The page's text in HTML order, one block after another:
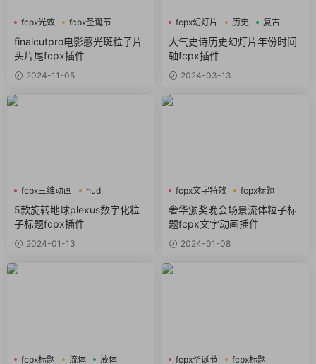
fcpx光效
fcpx圣诞节
fcpx标题
finalcutpro电影感光斑粒子片
头片尾fcpx插件
2024-11-05
fcpx幻灯片 历史 复古
大气史诗历史幻灯片年份时间
轴fcpx插件
2024-03-13
fcpx三维动画
hud
企业宣传
5款旋转地球plexus数字化粒
子标题fcpx插件
2024-01-13
fcpx文字特效
fcpx标题
奢华
奢华颁奖晚会场景流体粒子标
题fcpx文字动画插件
2024-01-08
fcpx标题 流体 液体 fcpx圣诞节
fcpx标题